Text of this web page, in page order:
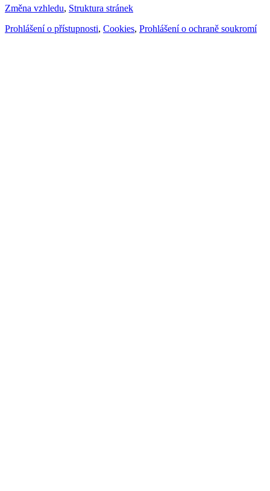
Změna vzhledu, Struktura stránek
Prohlášení o přístupnosti, Cookies, Prohlášení o ochraně soukromí